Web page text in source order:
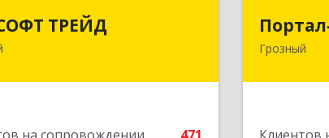
ТРЕЙД
АРТ-СОФТ ТРЕЙД
Чеченская Респ, Грозный г,
Грозный